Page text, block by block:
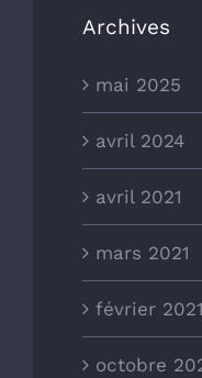
Archives
mai 2025
avril 2024
avril 2021
mars 2021
février 2021
octobre